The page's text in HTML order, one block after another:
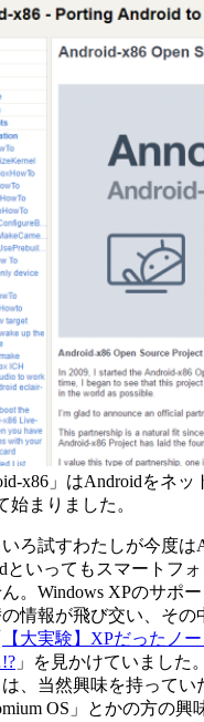
x86」はAndroidをネ
始まりました。
ろ試すわたしが今度は
といってもスマートフ
。Windows XPのサポ
情報が飛び交い、そ
【大実験】XPだったノ
」を見かけていました
、当然興味を持ってい
OS」とかの方の興